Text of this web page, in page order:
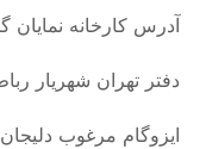
آدرس کارخانه نمایان
دفتر تهران شهریار
ایزوگام مرغوب